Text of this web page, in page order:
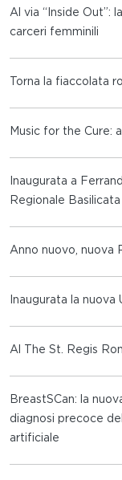
Al via “Inside Out”:
carceri femminili
Torna la fiaccolata
Music for the Cure:
Inaugurata a
Regionale Basilicata
Anno nuovo, nuova
Inaugurata la
Al The St. Regis
BreastSCan: la
diagnosi precoce
artificiale